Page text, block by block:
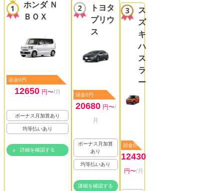
ホンダ Ｎ
ＢＯＸ
頭金0円
12650 円〜/月
ボーナス月加算あり
均等払いあり
詳細を確認する
トヨタ
プリウ
ス
頭金0円
20680 円〜/
月
ボーナス月加算
あり
均等払いあり
詳細を確認する
ス
ズ
キ
ハ
ス
ラ
ー
頭金0円
12430
円〜/月